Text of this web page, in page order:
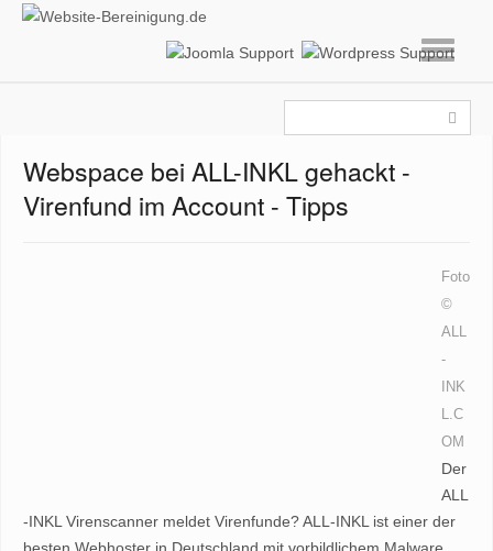
Webspace bei ALL-INKL gehackt -
Virenfund im Account - Tipps
Foto
©
ALL
-
INK
L.C
OM
Der
ALL
-INKL Virenscanner meldet Virenfunde? ALL-INKL ist einer der